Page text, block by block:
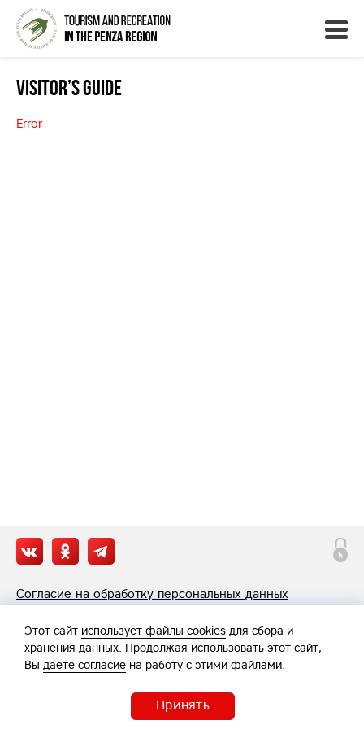
Visitor’s Guide
Error
Согласие на обработку персональных данных
Этот сайт использует файлы cookies для сбора и
хранения данных. Продолжая использовать этот сайт,
Вы даете согласие на работу с этими файлами.
Принять